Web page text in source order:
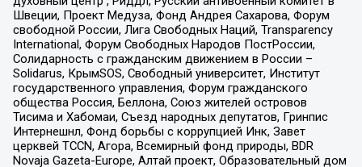
Швеции, Проект Медуза, Фонд Андрея Сахарова, Форум
свободной России, Лига Свободных Наций, Transparеncy
International, Форум Свободных Народов ПостРоссии,
Солидарность с гражданским движением в России –
Solidarus, КрымSOS, Свободный университет, Институт
государственного управления, Форум гражданского
общества Россия, Беллона, Союз жителей островов
Тисима и Хабомаи, Съезд народных депутатов, Гринпис
Интернешнл, Фонд борьбы с коррупцией Инк, Завет
церквей TCCN, Агора, Всемирный фонд природы, BDR
Novaja Gazeta-Europe, Алтай проект, Образовательный дом